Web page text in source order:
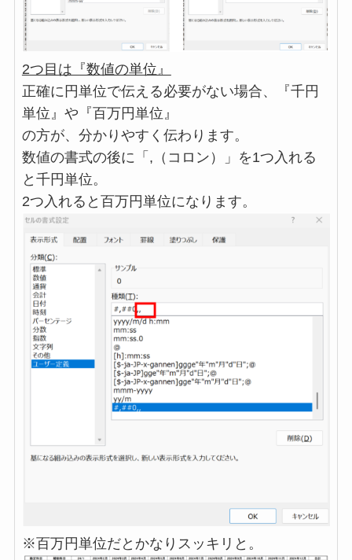
2つ目は『数値の単位』
正確に円単位で伝える必要がない場合、『千円
単位』や『百万円単位』
の方が、分かりやすく伝わります。
数値の書式の後に「,（コロン）」を1つ入れる
と千円単位。
2つ入れると百万円単位になります。
※百万円単位だとかなりスッキリと。